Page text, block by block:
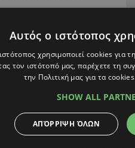
ενώ η ΑΕΚ
Αυτός ο ιστότοπος
χρησιμοποιεί cookies για
τον ιστότοπό μας, παρέχετε τη
την Πολιτική μας για τα
SHOW ALL
ΑΠΌΡΡΙΨΗ ΌΛΩΝ